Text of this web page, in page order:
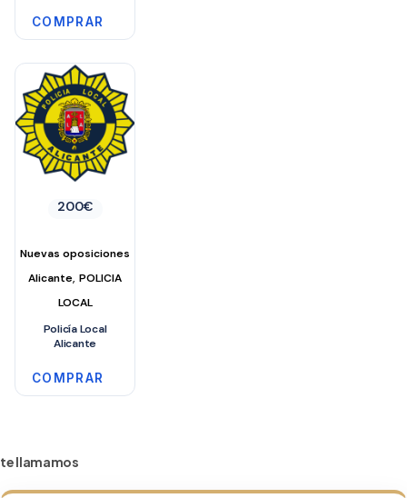
COMPRAR
200€
Nuevas oposiciones
Alicante,POLICIA
LOCAL
Policía Local
Alicante
COMPRAR
te llamamos